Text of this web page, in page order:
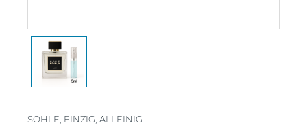
SOHLE, EINZIG, ALLEINIG